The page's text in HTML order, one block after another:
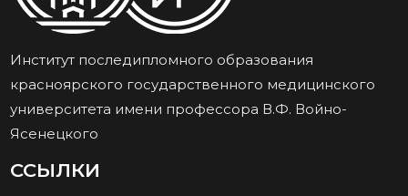
Институт последипломного образования
красноярского государственного медицинского
университета имени профессора В.Ф. Войно-
Ясенецкого
ССЫЛКИ